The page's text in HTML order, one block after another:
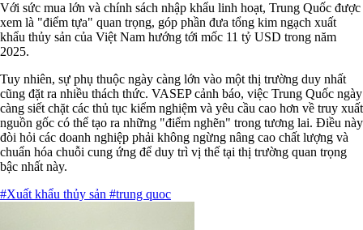
Với sức mua lớn và chính sách nhập khẩu linh hoạt, Trung Quốc được
xem là "điểm tựa" quan trọng, góp phần đưa tổng kim ngạch xuất
khẩu thủy sản của Việt Nam hướng tới mốc 11 tỷ USD trong năm
2025.
Tuy nhiên, sự phụ thuộc ngày càng lớn vào một thị trường duy nhất
cũng đặt ra nhiều thách thức. VASEP cảnh báo, việc Trung Quốc ngày
càng siết chặt các thủ tục kiểm nghiệm và yêu cầu cao hơn về truy xuất
nguồn gốc có thể tạo ra những "điểm nghẽn" trong tương lai. Điều này
đòi hỏi các doanh nghiệp phải không ngừng nâng cao chất lượng và
chuẩn hóa chuỗi cung ứng để duy trì vị thế tại thị trường quan trọng
bậc nhất này.
#Xuất khẩu thủy sản #trung quoc